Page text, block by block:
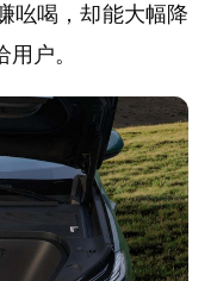
吆喝，却能大幅降
户。